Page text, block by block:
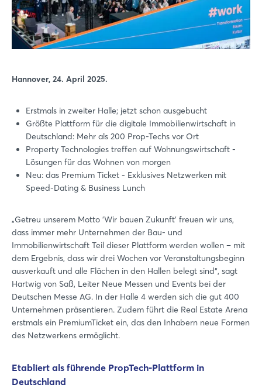
Hannover, 24. April 2025.
Erstmals in zweiter Halle; jetzt schon ausgebucht
Größte Plattform für die digitale Immobilienwirtschaft in
Deutschland: Mehr als 200 Prop-Techs vor Ort
Property Technologies treffen auf Wohnungswirtschaft -
Lösungen für das Wohnen von morgen
Neu: das Premium Ticket - Exklusives Netzwerken mit
Speed-Dating & Business Lunch
„Getreu unserem Motto 'Wir bauen Zukunft' freuen wir uns,
dass immer mehr Unternehmen der Bau- und
Immobilienwirtschaft Teil dieser Plattform werden wollen – mit
dem Ergebnis, dass wir drei Wochen vor Veranstaltungsbeginn
ausverkauft und alle Flächen in den Hallen belegt sind“, sagt
Hartwig von Saß, Leiter Neue Messen und Events bei der
Deutschen Messe AG. In der Halle 4 werden sich die gut 400
Unternehmen präsentieren. Zudem führt die Real Estate Arena
erstmals ein PremiumTicket ein, das den Inhabern neue Formen
des Netzwerkens ermöglicht.
Etabliert als führende PropTech-Plattform in
Deutschland